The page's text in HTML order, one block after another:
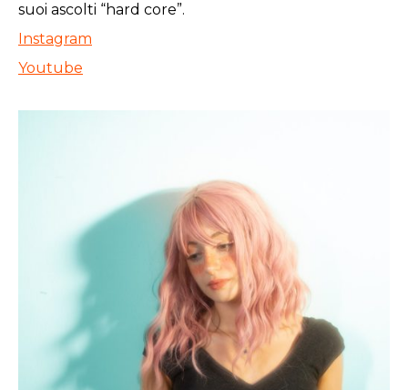
suoi ascolti “hard core”.
Instagram
Youtube